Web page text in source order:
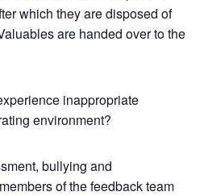
which they are disposed of
are handed over to the
inappropriate
environment?
bullying and
of the feedback team